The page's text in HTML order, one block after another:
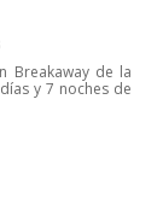
Breakaway de la
y 7 noches de